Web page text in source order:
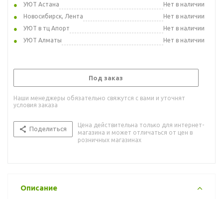
УЮТ Астана
Нет в наличии
Новосибирск, Лента
Нет в наличии
УЮТ в тц Апорт
Нет в наличии
УЮТ Алматы
Нет в наличии
Под заказ
Наши менеджеры обязательно свяжутся с вами и уточнят
условия заказа
Поделиться
Цена действительна только для интернет-
магазина и может отличаться от цен в
розничных магазинах
Описание